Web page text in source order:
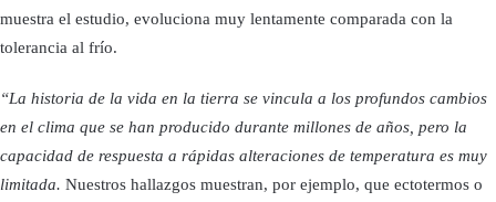
muestra el estudio, evoluciona muy lentamente comparada con la
tolerancia al frío.
“La historia de la vida en la tierra se vincula a los profundos cambios
en el clima que se han producido durante millones de años, pero la
capacidad de respuesta a rápidas alteraciones de temperatura es muy
limitada. Nuestros hallazgos muestran, por ejemplo, que ectotermos o